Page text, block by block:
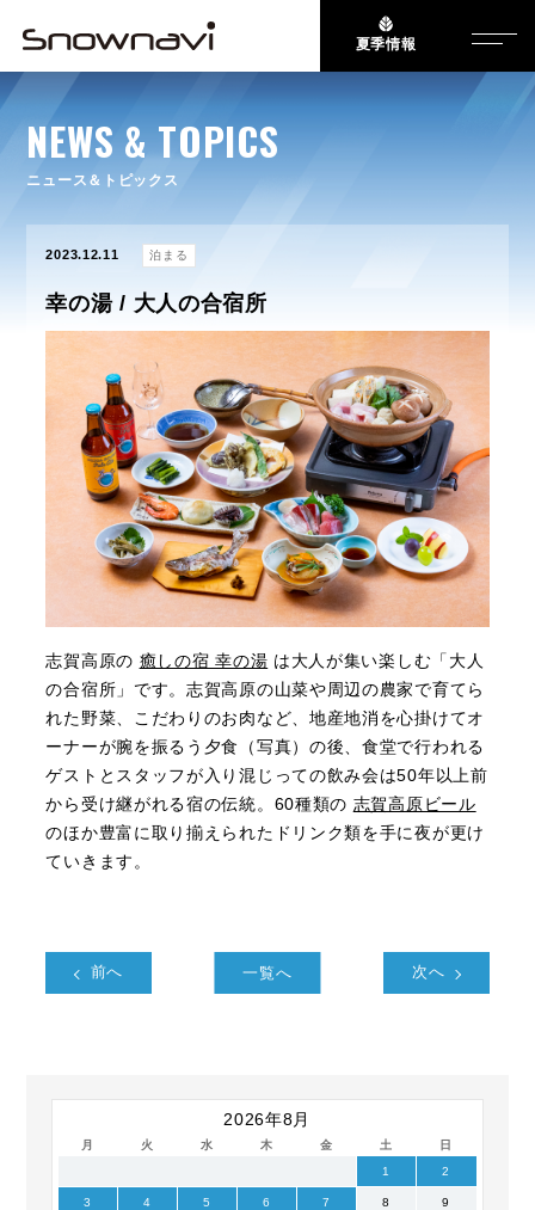
夏季情報
NEWS & TOPICS
ニュース＆トピックス
2023.12.11 泊まる
幸の湯 / 大人の合宿所
志賀高原の 癒しの宿 幸の湯 は大人が集い楽しむ「大人
の合宿所」です。志賀高原の山菜や周辺の農家で育てら
れた野菜、こだわりのお肉など、地産地消を心掛けてオ
ーナーが腕を振るう夕食（写真）の後、食堂で行われる
ゲストとスタッフが入り混じっての飲み会は50年以上前
から受け継がれる宿の伝統。60種類の 志賀高原ビール
のほか豊富に取り揃えられたドリンク類を手に夜が更け
ていきます。
前へ 一覧へ 次へ
2026年8月
月 火 水 木 金 土 日
1 2
3 4 5 6 7 8 9